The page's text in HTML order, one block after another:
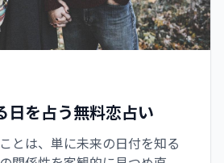
日を占う無料恋占い
とは、単に未来の日付を知る